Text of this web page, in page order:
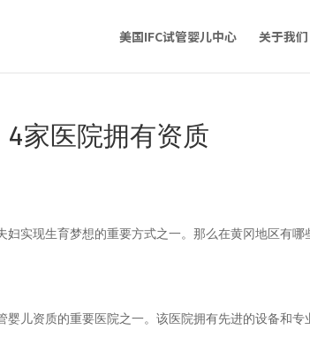
美国IFC试管婴儿中心 关于我们
家医院拥有资质
实现生育梦想的重要方式之一。那么在黄冈地区有哪
儿资质的重要医院之一。该医院拥有先进的设备和专